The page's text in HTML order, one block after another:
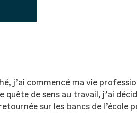
j’ai commencé ma vie
quête de sens au travail, j’ai
sur les bancs de